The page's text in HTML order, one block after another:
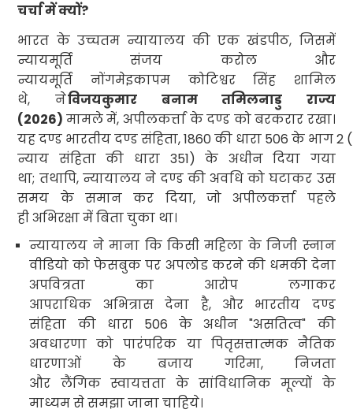
चर्चा में क्यों?
भारत के उच्चतम न्यायालय की एक खंडपीठ, जिसमें
न्यायमूर्ति संजय करोल और
न्यायमूर्ति नोंगमेइकापम कोटिश्वर सिंह शामिल
थे, नेविजयकुमार बनाम तमिलनाडु राज्य
(2026) मामले में, अपीलकर्त्ता के दण्ड को बरकरार रखा।
यह दण्ड भारतीय दण्ड संहिता, 1860 की धारा 506 के भाग 2 (
न्याय संहिता की धारा 351) के अधीन दिया गया
था; तथापि, न्यायालय ने दण्ड की अवधि को घटाकर उस
समय के समान कर दिया, जो अपीलकर्त्ता पहले
ही अभिरक्षा में बिता चुका था।
न्यायालय ने माना कि किसी महिला के निजी स्नान
वीडियो को फेसबुक पर अपलोड करने की धमकी देना
अपवित्रता का आरोप लगाकर
आपराधिक अभित्रास देना है, और भारतीय दण्ड
संहिता की धारा 506के अधीन "असतित्व" की
अवधारणा को पारंपरिक या पितृसत्तात्मक नैतिक
धारणाओं के बजाय गरिमा, निजता
और लैंगिक स्वायत्तता के सांविधानिक मूल्यों के
माध्यम से समझा जाना चाहिये।